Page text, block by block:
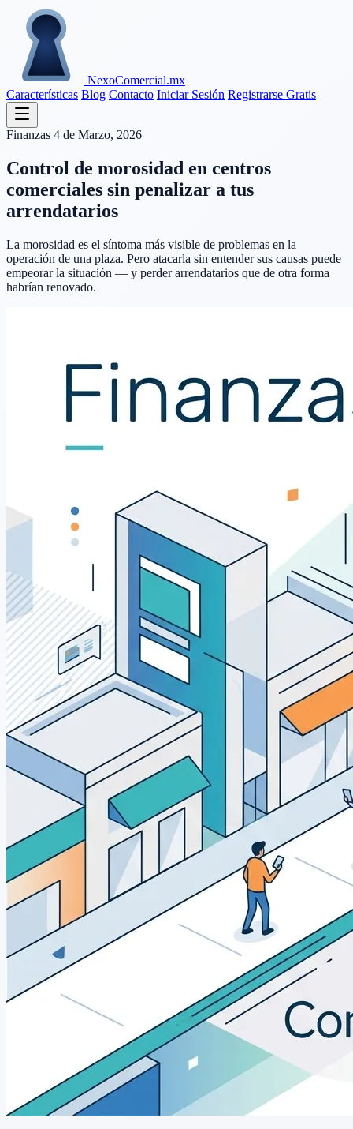
NexoComercial.mx
Características Blog Contacto Iniciar Sesión Registrarse Gratis
Finanzas 4 de Marzo, 2026
Control de morosidad en centros
comerciales sin penalizar a tus
arrendatarios
La morosidad es el síntoma más visible de problemas en la
operación de una plaza. Pero atacarla sin entender sus causas puede
empeorar la situación — y perder arrendatarios que de otra forma
habrían renovado.